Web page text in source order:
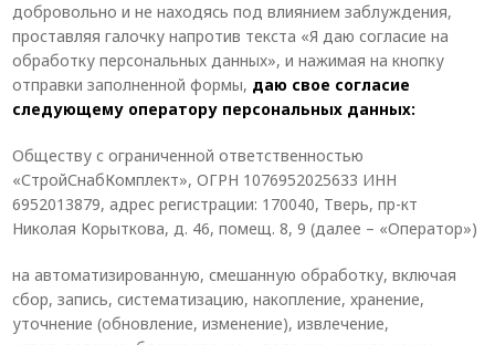
Лестничная система
Система линейного перемещения NEW!
Система V-паза NEW!
Алюминиевые промышленные ограждения
Алюминиевая промышленная мебель
Крейты и кассеты Subrack systems
Профиль строительного назначения
Радиаторный алюминиевый профиль NEW!
добровольно и не находясь под влиянием заблуждения,
проставляя галочку напротив текста «Я даю согласие на
обработку персональных данных», и нажимая на кнопку
отправки заполненной формы, даю свое согласие
следующему оператору персональных данных:
Обществу с ограниченной ответственностью
«СтройСнабКомплект», ОГРН 1076952025633 ИНН
6952013879, адрес регистрации: 170040, Тверь, пр-кт
Николая Корыткова, д. 46, помещ. 8, 9 (далее – «Оператор»)
на автоматизированную, смешанную обработку, включая
сбор, запись, систематизацию, накопление, хранение,
уточнение (обновление, изменение), извлечение,